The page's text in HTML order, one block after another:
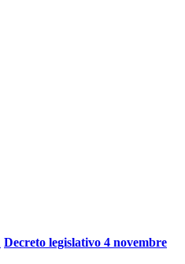
Decreto legislativo 4 novembre